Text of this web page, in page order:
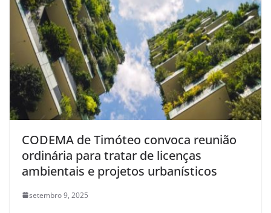
CODEMA de Timóteo convoca reunião
ordinária para tratar de licenças
ambientais e projetos urbanísticos
setembro 9, 2025